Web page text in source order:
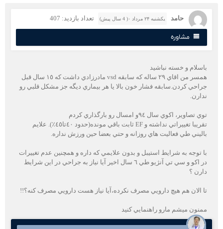
حامد یکشنبه ۲۴ مرداد ۰( 4 سال پیش) تعداد بازدید: 407
مشاوره
و خسته نباشيد
همسر من اقاي ٢٩ ساله كه سابقه vsd مادرزادي داشت كه ١٥ سال قبل
كردن.سابقه فشار خون بالا يا هر بيماري ديگه جز مشكل قلبي رو
تصاوير، اكوي سال ٩٤و امسال رو بارگذاري كردم
تقريبا تغييراتي نداشته و EF ثابت باقي مونده(حدود ٤٠تا٤٥٪؜). علايم
طي فعاليت هاي روزانه و حتي بعضا حين ورزش نداره.
توجه به شرايط استيبل و بدون علايمي كه داره و همچنين عدم تغييرات
در اكو و سي تي آنژيو طي ٦ سال اخير آيا نياز به جراحي در اين شرايط
الان هم هيچ دارويي مصرف نكرده،آيا نياز هست دارويي مصرف كنه؟!!
ميشم مارو راهنمايي كنيد